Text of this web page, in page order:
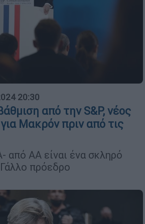
20:30
από την S&P, νέος
Μακρόν πριν από τις
από ΑΑ είναι ένα σκληρό
πρόεδρο